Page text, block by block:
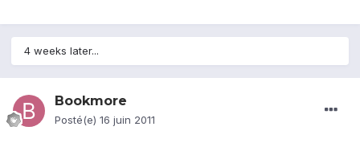
4 weeks later...
Bookmore
Posté(e) 16 juin 2011